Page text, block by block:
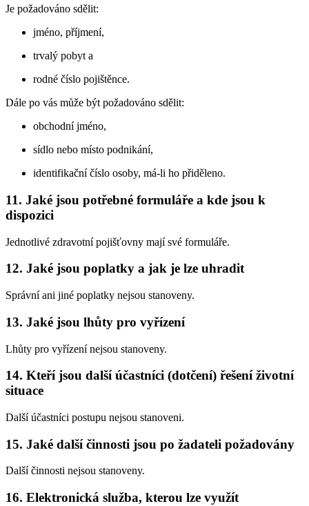
Je požadováno sdělit:
jméno, příjmení,
trvalý pobyt a
rodné číslo pojištěnce.
Dále po vás může být požadováno sdělit:
obchodní jméno,
sídlo nebo místo podnikání,
identifikační číslo osoby, má-li ho přiděleno.
11. Jaké jsou potřebné formuláře a kde jsou k
dispozici
Jednotlivé zdravotní pojišťovny mají své formuláře.
12. Jaké jsou poplatky a jak je lze uhradit
Správní ani jiné poplatky nejsou stanoveny.
13. Jaké jsou lhůty pro vyřízení
Lhůty pro vyřízení nejsou stanoveny.
14. Kteří jsou další účastníci (dotčení) řešení životní
situace
Další účastníci postupu nejsou stanoveni.
15. Jaké další činnosti jsou po žadateli požadovány
Další činnosti nejsou stanoveny.
16. Elektronická služba, kterou lze využít